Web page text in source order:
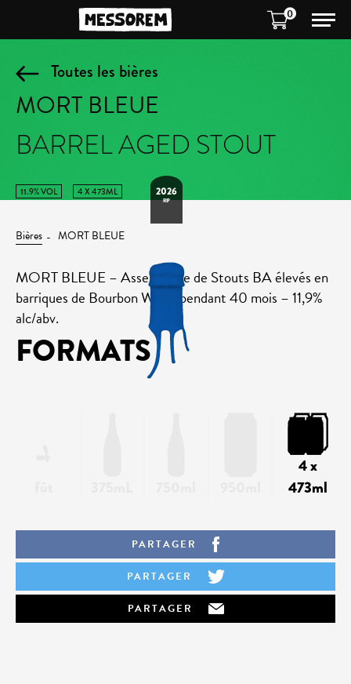
0
Toutes les bières
MORT BLEUE
BARREL AGED STOUT
11.9% VOL 4 X 473ML 2026
RIP
Bières MORT BLEUE
MORT BLEUE – Assemblage de Stouts BA élevés en
barriques de Bourbon Willet pendant 40 mois – 11,9%
alc/abv.
FORMATS
4 x
473ml
PARTAGER
PARTAGER
PARTAGER